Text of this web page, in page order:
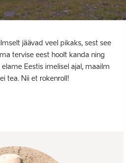
jäävad veel pikaks, sest see
tervise eest hoolt kanda ning
Eestis imelisel ajal, maailm
tea. Nii et rokenroll!